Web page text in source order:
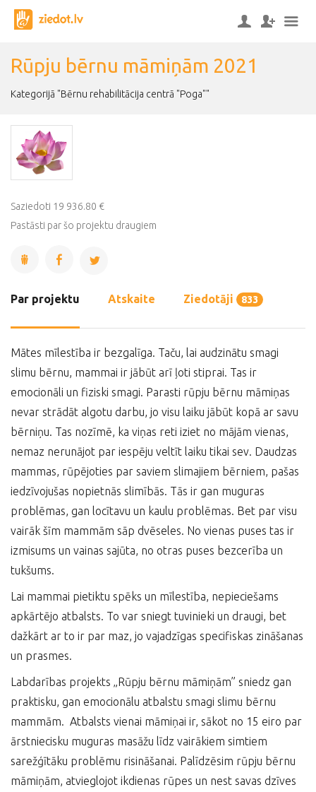
Rūpju bērnu māmiņām 2021
Kategorijā "Bērnu rehabilitācija centrā "Poga""
Saziedoti 19 936.80 €
Pastāsti par šo projektu draugiem
Par projektu Atskaite Ziedotāji 833
Mātes mīlestība ir bezgalīga. Taču, lai audzinātu smagi
slimu bērnu, mammai ir jābūt arī ļoti stiprai. Tas ir
emocionāli un fiziski smagi. Parasti rūpju bērnu māmiņas
nevar strādāt algotu darbu, jo visu laiku jābūt kopā ar savu
bērniņu. Tas nozīmē, ka viņas reti iziet no mājām vienas,
nemaz nerunājot par iespēju veltīt laiku tikai sev. Daudzas
mammas, rūpējoties par saviem slimajiem bērniem, pašas
iedzīvojušas nopietnās slimībās. Tās ir gan muguras
problēmas, gan locītavu un kaulu problēmas. Bet par visu
vairāk šīm mammām sāp dvēseles. No vienas puses tas ir
izmisums un vainas sajūta, no otras puses bezcerība un
tukšums.
Lai mammai pietiktu spēks un mīlestība, nepieciešams
apkārtējo atbalsts. To var sniegt tuvinieki un draugi, bet
dažkārt ar to ir par maz, jo vajadzīgas specifiskas zināšanas
un prasmes.
Labdarības projekts „Rūpju bērnu māmiņām” sniedz gan
praktisku, gan emocionālu atbalstu smagi slimu bērnu
mammām. Atbalsts vienai māmiņai ir, sākot no 15 eiro par
ārstniecisku muguras masāžu līdz vairākiem simtiem
sarežģītāku problēmu risināšanai. Palīdzēsim rūpju bērnu
māmiņām, atvieglojot ikdienas rūpes un nest savas dzīves